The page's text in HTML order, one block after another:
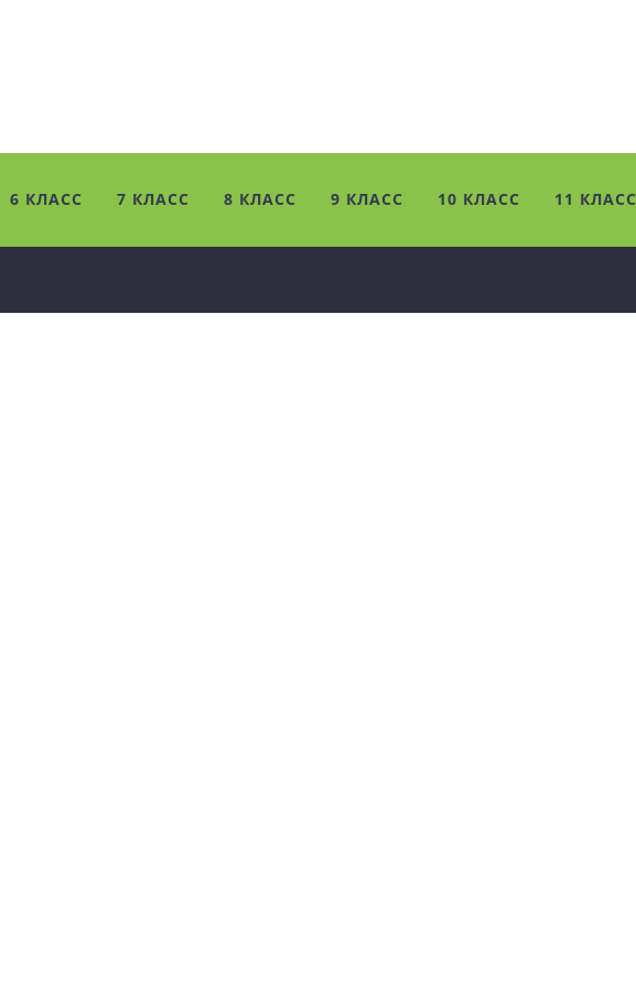
6 КЛАСС 7 КЛАСС 8 КЛАСС 9 КЛАСС 10 КЛАСС 11 КЛАСС